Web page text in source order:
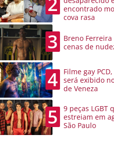
encontrado
cova rasa
3
Breno
cenas de
4
Filme gay
será exibido
de Veneza
5
9 peças LGBT
estreiam em
São Paulo